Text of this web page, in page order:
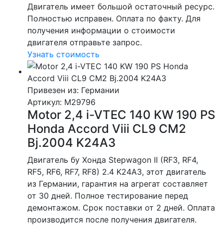
Двигатель имеет большой остаточный ресурс.
Полностью исправен. Оплата по факту. Для
получения информации о стоимости
двигателя отправьте запрос.
Узнать стоимость
Привезен из: Германии
Артикул: M29796
Motor 2,4 i-VTEC 140 KW 190 PS
Honda Accord Viii CL9 CM2
Bj.2004 K24A3
Двигатель бу Хонда Stepwagon II (RF3, RF4,
RF5, RF6, RF7, RF8) 2.4 K24A3, этот двигатель
из Германии, гарантия на агрегат составляет
от 30 дней. Полное тестирование перед
демонтажом. Срок поставки от 2 дней. Оплата
производится после получения двигателя.